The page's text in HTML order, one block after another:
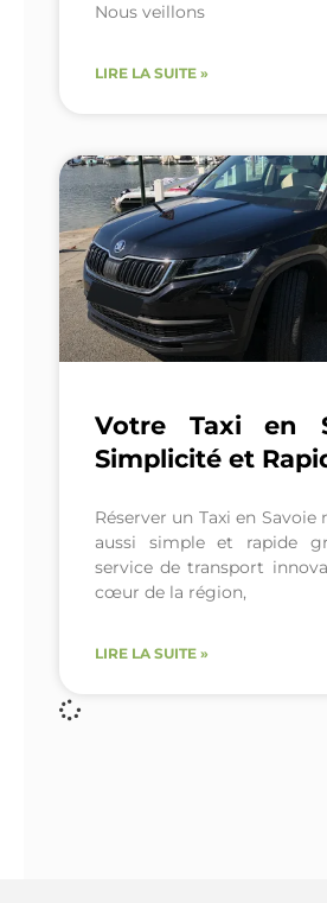
Nous veillons
LIRE LA SUITE »
Votre Taxi en
Simplicité et
Réserver un Taxi en Savoie
aussi simple et rapide
service de transport
cœur de la région,
LIRE LA SUITE »